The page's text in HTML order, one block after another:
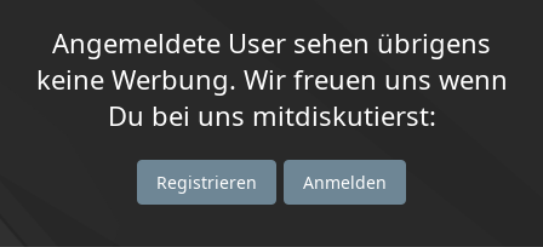
Angemeldete User sehen übrigens
keine Werbung. Wir freuen uns wenn
Du bei uns mitdiskutierst:
Registrieren Anmelden